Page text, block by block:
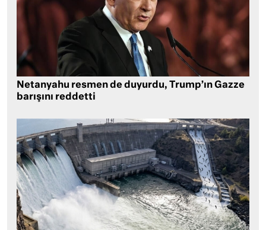
Netanyahu resmen de duyurdu, Trump’ın Gazze
barışını reddetti